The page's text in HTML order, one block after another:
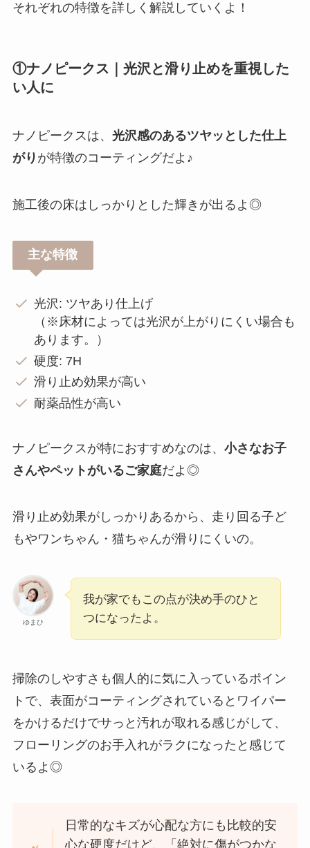
それぞれの特徴を詳しく解説していくよ！
①ナノピークス｜光沢と滑り止めを重視した
い人に
ナノピークスは、 光沢感のあるツヤッとした仕上
がり が特徴のコーティングだよ♪
施工後の床はしっかりとした輝きが出るよ◎
主な特徴
光沢: ツヤあり仕上げ
（※床材によっては光沢が上がりにくい場合も
あります。）
硬度: 7H
滑り止め効果が高い
耐薬品性が高い
ナノピークスが特におすすめなのは、 小さなお子
さんやペットがいるご家庭だよ◎
滑り止め効果がしっかりあるから、走り回る子ど
もやワンちゃん・猫ちゃんが滑りにくいの。
ゆまひ
我が家でもこの点が決め手のひと
つになったよ。
掃除のしやすさも個人的に気に入っているポイン
トで、表面がコーティングされているとワイパー
をかけるだけでサっと汚れが取れる感じがして、
フローリングのお手入れがラクになったと感じて
いるよ◎
日常的なキズが心配な方にも比較的安
心な硬度だけど、「絶対に傷がつかな